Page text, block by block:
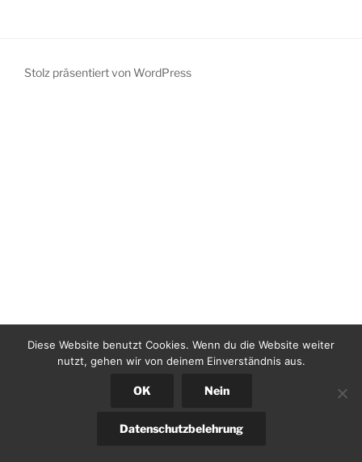
Stolz präsentiert von WordPress
Diese Website benutzt Cookies. Wenn du die Website weiter
nutzt, gehen wir von deinem Einverständnis aus.
OK Nein
Datenschutzbelehrung